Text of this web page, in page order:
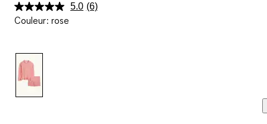
5.0 Lire
(6)
Couleur: rose